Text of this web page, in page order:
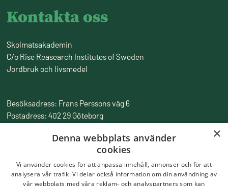
Kontakta oss
Skolmatsakademin
C/o Rise Reasearch Institutes of Sweden
Jordbruk och livsmedel
Besöksadress: Frans Perssons väg 6
Postadress: 402 29 Göteborg
010-516 50 00
×
Denna webbplats använder
cookies
Vi använder cookies för att anpassa innehåll, annonser och för att
analysera vår trafik. Vi delar också information om din användning av
vår webbplats med våra reklam- och analyspartners som kan